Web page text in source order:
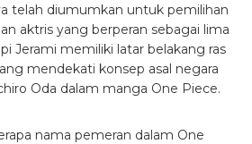
telah diumumkan untuk pemilihan
aktris yang berperan sebagai lima
Jerami memiliki latar belakang ras
mendekati konsep asal negara
Oda dalam manga One Piece.
nama pemeran dalam One